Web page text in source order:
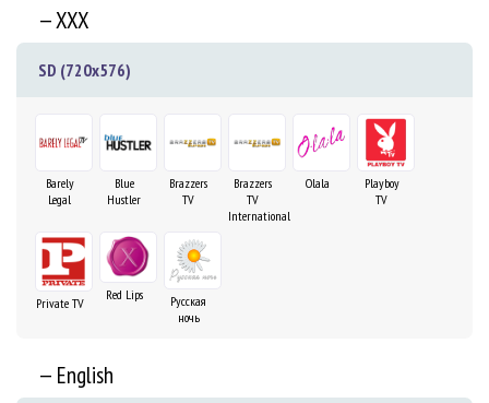
— XXX
SD (720x576)
Barely
Legal
Blue
Hustler
Brazzers
TV
Brazzers
TV
International
Olala
Playboy
TV
Private TV
Red Lips
Русская
ночь
— English